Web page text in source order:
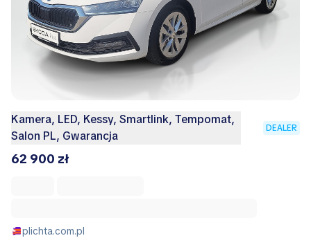
Kamera, LED, Kessy, Smartlink, Tempomat,
Salon PL, Gwarancja
DEALER
62 900 zł
plichta.com.pl